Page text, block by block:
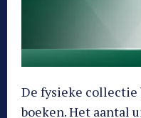
De fysieke collectie
boeken. Het aantal